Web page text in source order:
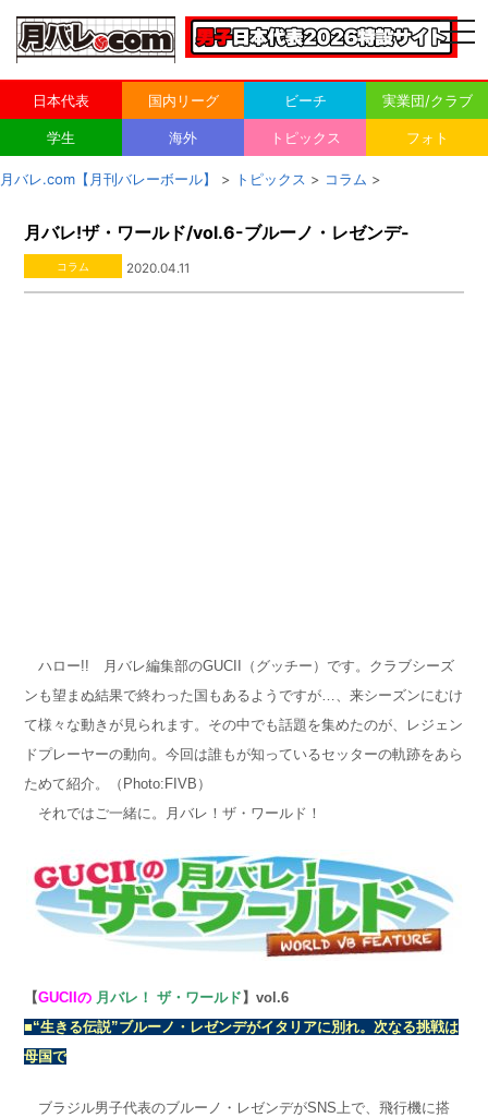
日本代表 国内リーグ ビーチ 実業団/クラブ
学生 海外 トピックス フォト
月バレ.com【月刊バレーボール】 > トピックス > コラム >
月バレ!ザ・ワールド/vol.6-ブルーノ・レゼンデ-
コラム 2020.04.11
ハロー!! 月バレ編集部のGUCII（グッチー）です。クラブシーズ
ンも望まぬ結果で終わった国もあるようですが…、来シーズンにむけ
て様々な動きが見られます。その中でも話題を集めたのが、レジェン
ドプレーヤーの動向。今回は誰もが知っているセッターの軌跡をあら
ためて紹介。（Photo:FIVB ）
それではご一緒に。月バレ！ザ・ワールド！
【GUCIIの 月バレ！ ザ・ワールド 】vol.6
■“生きる伝説”ブルーノ・レゼンデがイタリアに別れ。次なる挑戦は
母国で
ブラジル男子代表のブルーノ・レゼンデがSNS上で、飛行機に搭